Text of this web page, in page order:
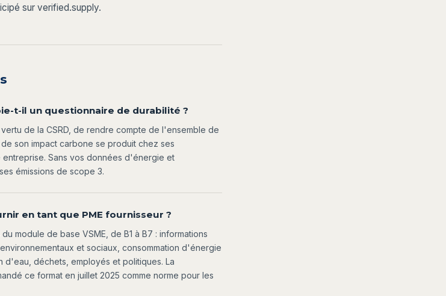
sur verified.supply.
t-il un questionnaire de durabilité ?
de la CSRD, de rendre compte de l'ensemble de
son impact carbone se produit chez ses
Sans vos données d'énergie et
émissions de scope 3.
en tant que PME fournisseur ?
module de base VSME, de B1 à B7 : informations
et sociaux, consommation d'énergie
d'eau, déchets, employés et politiques. La
ce format en juillet 2025 comme norme pour les